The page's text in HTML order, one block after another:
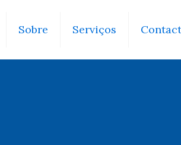
Sobre Serviços